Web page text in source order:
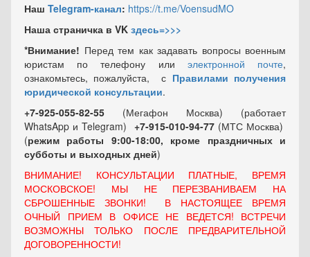
Наш Telegram-канал: https://t.me/VoensudMO
Наша страничка в VK здесь=>>>
*Внимание! Перед тем как задавать вопросы военным
юристам по телефону или электронной почте,
ознакомьтесь, пожалуйста, с Правилами получения
юридической консультации.
+7-925-055-82-55 (Мегафон Москва) (работает
WhatsApp и Telegram) +7-915-010-94-77 (МТС Москва)
(режим работы 9:00-18:00, кроме праздничных и
субботы и выходных дней)
ВНИМАНИЕ! КОНСУЛЬТАЦИИ ПЛАТНЫЕ, ВРЕМЯ
МОСКОВСКОЕ! МЫ НЕ ПЕРЕЗВАНИВАЕМ НА
СБРОШЕННЫЕ ЗВОНКИ! В НАСТОЯЩЕЕ ВРЕМЯ
ОЧНЫЙ ПРИЕМ В ОФИСЕ НЕ ВЕДЕТСЯ! ВСТРЕЧИ
ВОЗМОЖНЫ ТОЛЬКО ПОСЛЕ ПРЕДВАРИТЕЛЬНОЙ
ДОГОВОРЕННОСТИ!